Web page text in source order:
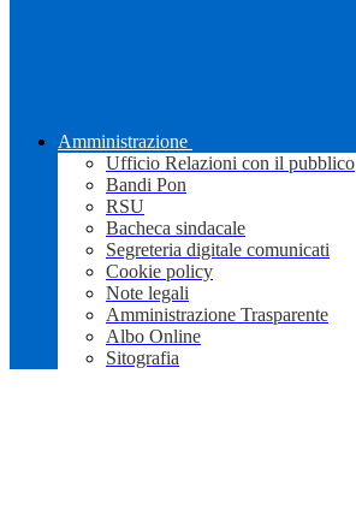
Amministrazione
Ufficio Relazioni con il pubblico
Bandi Pon
RSU
Bacheca sindacale
Segreteria digitale comunicati
Cookie policy
Note legali
Amministrazione Trasparente
Albo Online
Sitografia